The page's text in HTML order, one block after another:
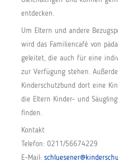
entdecken.
Um Eltern und andere
wird das Familiencafé von
geleitet, die auch für eine
zur Verfügung stehen.
Kinderschutzbund dort eine
die Eltern Kinder- und
finden.
Kontakt
Telefon: 0211/56674229
E-Mail: